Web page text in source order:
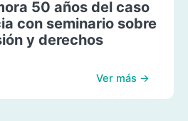
50 años del caso
con seminario sobre
y derechos
Ver más →